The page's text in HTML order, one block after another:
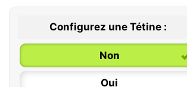
Configurez une Tétine :
Non
Oui